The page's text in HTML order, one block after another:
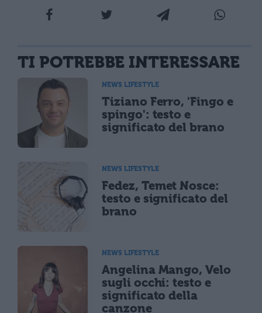
TI POTREBBE INTERESSARE
NEWS LIFESTYLE
Tiziano Ferro, 'Fingo e
spingo': testo e
significato del brano
NEWS LIFESTYLE
Fedez, Temet Nosce:
testo e significato del
brano
NEWS LIFESTYLE
Angelina Mango, Velo
sugli occhi: testo e
significato della
canzone